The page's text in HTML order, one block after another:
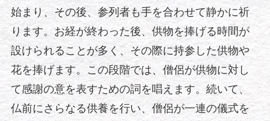
始まり、その後、参列者も手を合わせて静かに祈
ります。お経が終わった後、供物を捧げる時間が
設けられることが多く、その際に持参した供物や
花を捧げます。この段階では、僧侶が供物に対し
て感謝の意を表すための詞を唱えます。続いて、
仏前にさらなる供養を行い、僧侶が一連の儀式を